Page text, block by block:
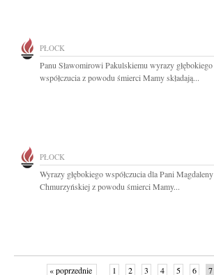
PŁOCK
Panu Sławomirowi Pakulskiemu wyrazy głębokiego
współczucia z powodu śmierci Mamy składają...
PŁOCK
Wyrazy głębokiego współczucia dla Pani Magdaleny
Chmurzyńskiej z powodu śmierci Mamy...
« poprzednie 1 2 3 4 5 6 7